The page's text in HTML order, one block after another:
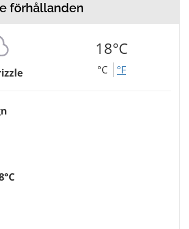
förhållanden
18°C
°C °F